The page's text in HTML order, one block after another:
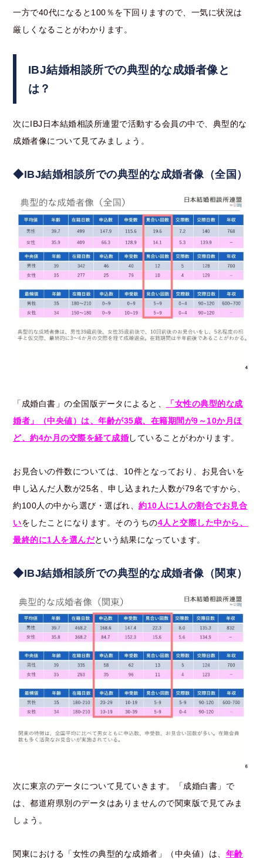
一方で40代になると100％を下回りますので、一気に状況は
厳しくなることがわかります。
IBJ結婚相談所での典型的な成婚者像と
は？
次にIBJ日本結婚相談所連盟で活動する会員の中で、典型的な
成婚者像について見てみましょう。
◆IBJ結婚相談所での典型的な成婚者像（全国）
「成婚白書」の全国版データによると、
「女性の典型的な成
婚者」（中央値）は、年齢が35歳、在籍期間が9～10か月ほ
ど、約4か月の交際を経て成婚していることがわかります。
お見合いの件数については、10件となっており、お見合いを
申し込んだ人数が25名、申し込まれた人数が79名ですから、
約100人の中から選び・選ばれ、約10人に1人の割合でお見合
いをしたことになります。そのうちの4人と交際した中から、
最終的に1人を選んだという結果になっています。
◆IBJ結婚相談所での典型的な成婚者像（関東）
次に東京のデータについて見ていきます。「成婚白書」で
は、都道府県別のデータはありませんので関東版で見てみま
しょう。
関東における「女性の典型的な成婚者」（中央値）は、 年齢